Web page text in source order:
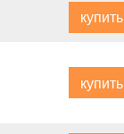
купить
купить